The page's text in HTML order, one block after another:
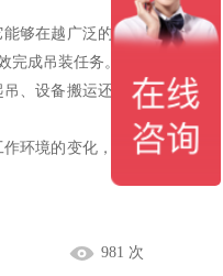
够在越广泛的区域
完成吊装任务。
、设备搬运还是高
环境的变化，无论
981 次